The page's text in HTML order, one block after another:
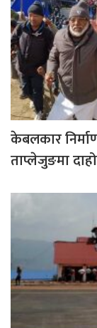
केबलकार
ताप्लेजुङमा